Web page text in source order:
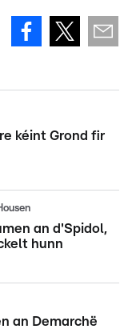
kéint Grond fir
an d'Spidol,
hunn
an Demarchë